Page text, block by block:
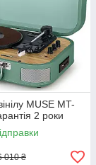
MUSE MT-
2 роки
010 ₴